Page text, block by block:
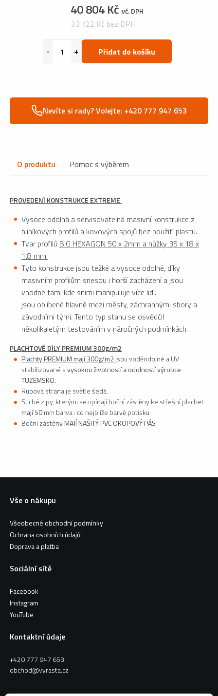
40 804 Kč vč. DPH
33 722 Kč bez DPH
Přidat do košíku
Nevíte si rady? Volejte: +420 777 947 653
O produktu Pomoc s výběrem
PROVEDENÍ KONSTRUKCE EXTREME
Vysoce odolná a servisovatelná masivní konstrukce z
hliníkových profilů a kovových spojů bez použití plastu.
Tvar profilů BIG HEXAGON 50 x 2mm a nůžky 35 x 18 x
1.8 mm.
Tyto konstrukce jsou težké a vysoce odolné, díky
masivním profilům snesou i horší zacházení a jsou
vhodné tam, kde snimi manipuluje více lidí.
jsou oblíbené hlavně mezi městy, záchrannými sbory a
závodními tými. Tento typ stanu se osvědčil
několikaletým testováním v náročných podmínkách.
PLACHTOVÉ DÍLY PREMIUM 300g/m2
Plachty PREMIUM mají 300g/m2jsou voděodolné a UV
stabilizované svysokou životností a odolnostívýrobce
TUZEMSKO.
Rubová strana je světle šedá.
Suché zipy, kterými se upínají boční zástěny ke střešní plachet
mají 50mm barva : co nejblíže barvě potisku
Boční zástěnyMAJÍ NAŠITÝ PVC OKOPOVÝ PÁS
Vše o nákupu
Všeobecné obchodní podmínky
Ochrana osobních údajů
Doprava a platba
Sociální sítě
Facebook
Instagram
YouTube
Kontaktní údaje
+420 777 947 653
obchod@vyrasta.cz